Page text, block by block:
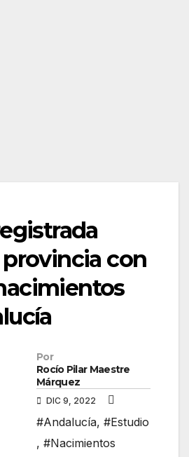
con
Por
Rocío Pilar Maestre
Márquez
DIC 9, 2022
#Andalucía, #Estudio
, #Nacimientos